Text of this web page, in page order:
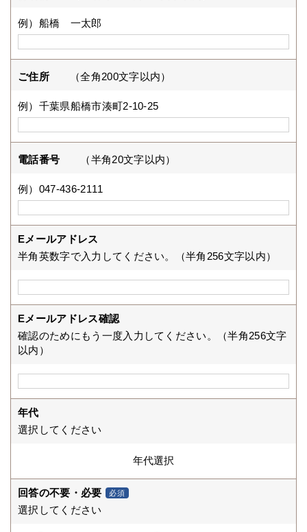
例）船橋 一太郎
ご住所 （全角200文字以内）
例）千葉県船橋市湊町2-10-25
電話番号 （半角20文字以内）
例）047-436-2111
Eメールアドレス
半角英数字で入力してください。（半角256文字以内）
Eメールアドレス確認
確認のためにもう一度入力してください。（半角256文字
以内）
年代
選択してください
回答の不要・必要 必須
選択してください